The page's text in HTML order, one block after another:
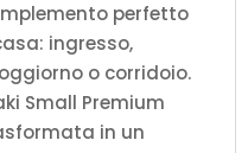
perfetto
ingresso,
o corridoio.
Small Premium
in un